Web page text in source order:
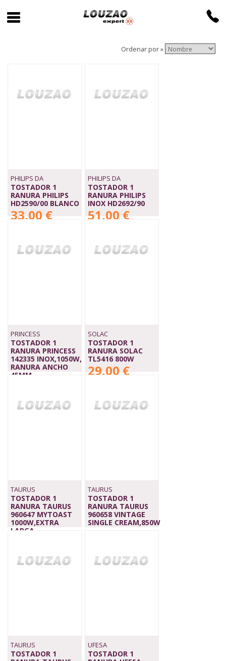
Ordenar por »
PHILIPS DA
TOSTADOR 1
RANURA PHILIPS
HD2590/00 BLANCO
33,00 €
PHILIPS DA
TOSTADOR 1
RANURA PHILIPS
INOX HD2692/90
51,00 €
PRINCESS
TOSTADOR 1
RANURA PRINCESS
142335 INOX,1050W,
RANURA ANCHO
45MM
SOLAC
TOSTADOR 1
RANURA SOLAC
TL5416 800W
29,00 €
TAURUS
TOSTADOR 1
RANURA TAURUS
960647 MYTOAST
1000W,EXTRA
LARGA
TAURUS
TOSTADOR 1
RANURA TAURUS
960658 VINTAGE
SINGLE CREAM,850W
TAURUS
TOSTADOR 1
UFESA
TOSTADOR 1